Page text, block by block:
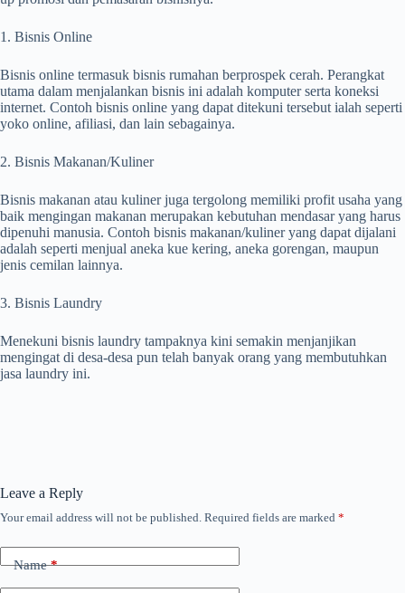
1. Bisnis Online
Bisnis online termasuk bisnis rumahan berprospek cerah. Perangkat
utama dalam menjalankan bisnis ini adalah komputer serta koneksi
internet. Contoh bisnis online yang dapat ditekuni tersebut ialah seperti
yoko online, afiliasi, dan lain sebagainya.
2. Bisnis Makanan/Kuliner
Bisnis makanan atau kuliner juga tergolong memiliki profit usaha yang
baik mengingan makanan merupakan kebutuhan mendasar yang harus
dipenuhi manusia. Contoh bisnis makanan/kuliner yang dapat dijalani
adalah seperti menjual aneka kue kering, aneka gorengan, maupun
jenis cemilan lainnya.
3. Bisnis Laundry
Menekuni bisnis laundry tampaknya kini semakin menjanjikan
mengingat di desa-desa pun telah banyak orang yang membutuhkan
jasa laundry ini.
Leave a Reply
Your email address will not be published. Required fields are marked *
Name*